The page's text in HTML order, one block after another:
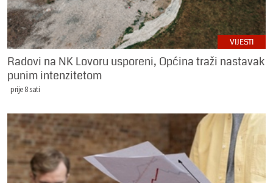
VIJESTI
Radovi na NK Lovoru usporeni, Općina traži nastavak
punim intenzitetom
prije 8 sati